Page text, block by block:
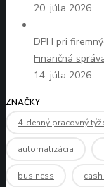
20. júla 2026
DPH pri
Finančná
14. júla 2026
ZNAČKY
4-denný pracovný
automatizácia
business